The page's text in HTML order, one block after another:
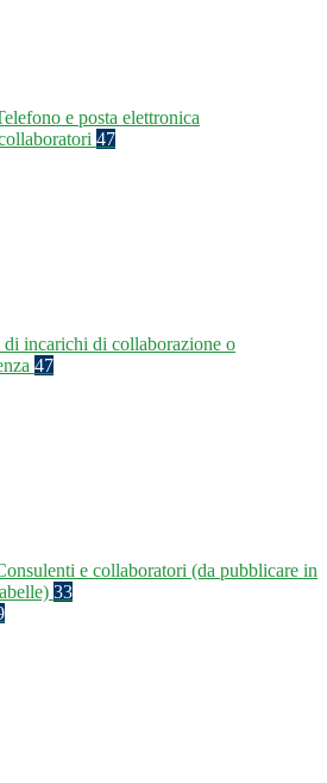
e posta elettronica
47
incarichi di collaborazione o
47
e collaboratori (da pubblicare in
33